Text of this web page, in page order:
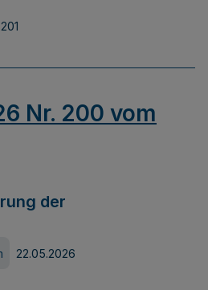
201
Nr. 200 vom
der
22.05.2026